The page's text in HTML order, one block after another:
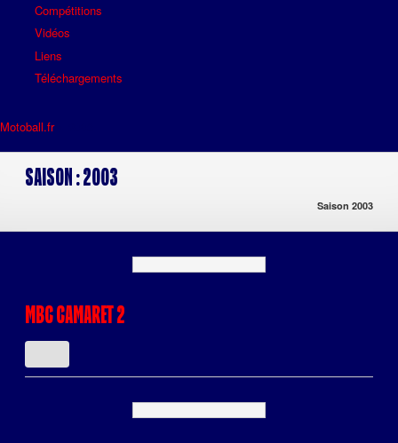
Compétitions
Vidéos
Liens
Téléchargements
Motoball.fr>
Saison :2003
Saison 2003
MBC CAMARET 2